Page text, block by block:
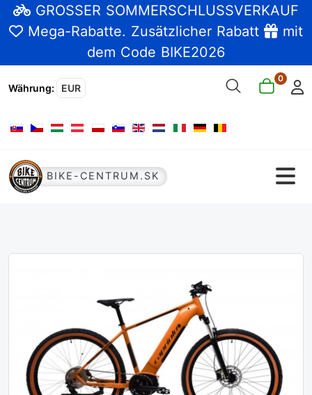
GROSSER SOMMERSCHLUSSVERKAUF
Mega-Rabatte. Zusätzlicher Rabatt
mit
dem Code BIKE2026
Währung: EUR
0
Sprache auswählen
BIKE-CENTRUM.SK